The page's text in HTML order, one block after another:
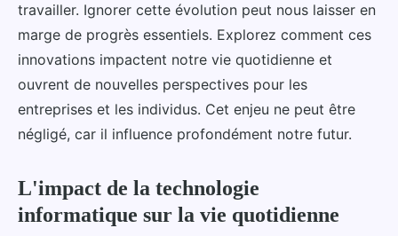
travailler. Ignorer cette évolution peut nous laisser en
marge de progrès essentiels. Explorez comment ces
innovations impactent notre vie quotidienne et
ouvrent de nouvelles perspectives pour les
entreprises et les individus. Cet enjeu ne peut être
négligé, car il influence profondément notre futur.
L'impact de la technologie
informatique sur la vie quotidienne